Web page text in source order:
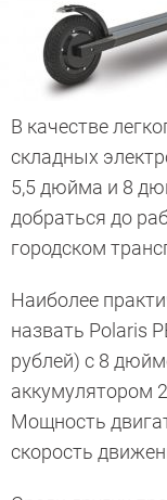
В качестве
складных
5,5 дюйма и 8
добраться до
городском
Наиболее
назвать Polaris
рублей) с 8
аккумулятором
Мощность
скорость